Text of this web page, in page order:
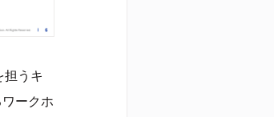
うキ
ークホ